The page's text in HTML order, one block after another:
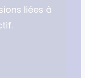
liées à